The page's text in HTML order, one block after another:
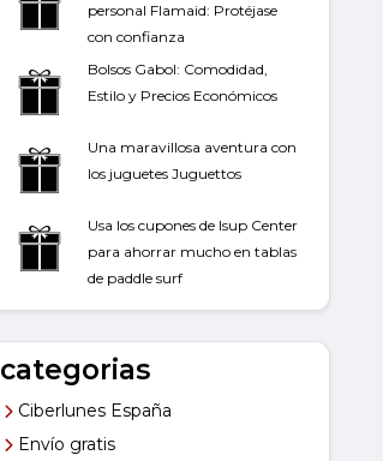
personal Flamaid: Protéjase
con confianza
Bolsos Gabol: Comodidad,
Estilo y Precios Económicos
Una maravillosa aventura con
los juguetes Juguettos
Usa los cupones de Isup Center
para ahorrar mucho en tablas
de paddle surf
categorias
Ciberlunes España
Envío gratis